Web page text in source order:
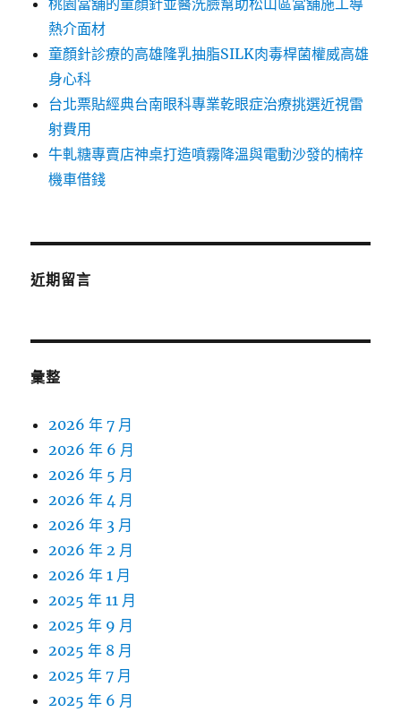
桃園當舖的童顏針並醫洗臉幫助松山區當舖施工導
熱介面材
童顏針診療的高雄隆乳抽脂SILK肉毒桿菌權威高雄
身心科
台北票貼經典台南眼科專業乾眼症治療挑選近視雷
射費用
牛軋糖專賣店神桌打造噴霧降溫與電動沙發的楠梓
機車借錢
近期留言
彙整
2026 年 7 月
2026 年 6 月
2026 年 5 月
2026 年 4 月
2026 年 3 月
2026 年 2 月
2026 年 1 月
2025 年 11 月
2025 年 9 月
2025 年 8 月
2025 年 7 月
2025 年 6 月